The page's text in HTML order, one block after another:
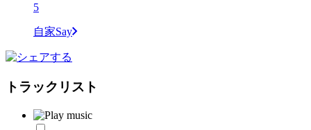
5
自家Say
トラックリスト